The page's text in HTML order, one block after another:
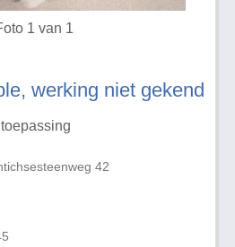
werking niet gekend
42
1 van 1